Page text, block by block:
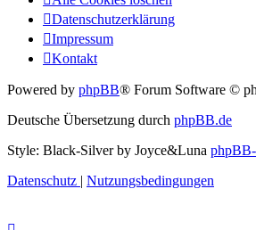
Datenschutzerklärung
Impressum
Kontakt
Powered by phpBB® Forum Software ©
Deutsche Übersetzung durch phpBB.de
Style: Black-Silver by Joyce&Luna
Datenschutz | Nutzungsbedingungen